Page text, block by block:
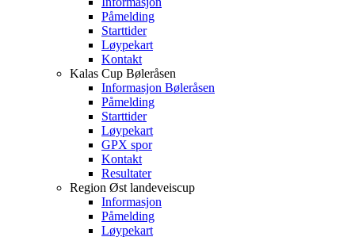
Påmelding
Starttider
Løypekart
Kontakt
Kalas Cup Bøleråsen
Informasjon Bøleråsen
Påmelding
Starttider
Løypekart
GPX spor
Kontakt
Resultater
Region Øst landeveiscup
Informasjon
Påmelding
Løypekart